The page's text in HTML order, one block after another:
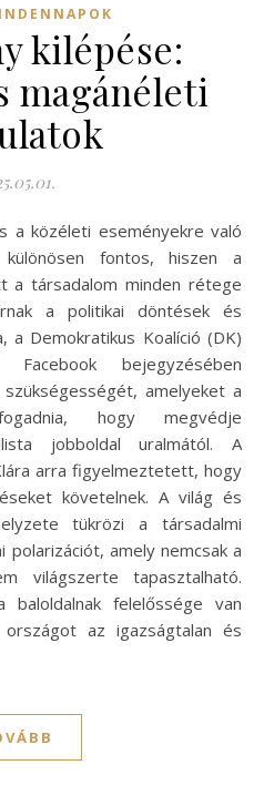
kilépése:
magánéleti
különösen fontos, hiszen a
a társadalom minden rétege
a politikai döntések és
a Demokratikus Koalíció (DK)
bejegyzésében
amelyeket a
hogy megvédje
jobboldal uralmától. A
arra figyelmeztetett, hogy
követelnek. A világ és
tükrözi a társadalmi
amely nemcsak a
világszerte tapasztalható.
felelőssége van
az igazságtalan és